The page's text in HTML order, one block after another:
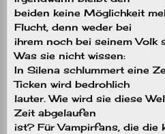
beiden keine Möglichkeit
Flucht, denn weder bei
ihrem noch bei seinem Volk
Was sie nicht wissen:
In Silena schlummert eine
Ticken wird bedrohlich
lauter. Wie wird sie diese
Zeit abgelaufen
ist? Für Vampirfans, die die